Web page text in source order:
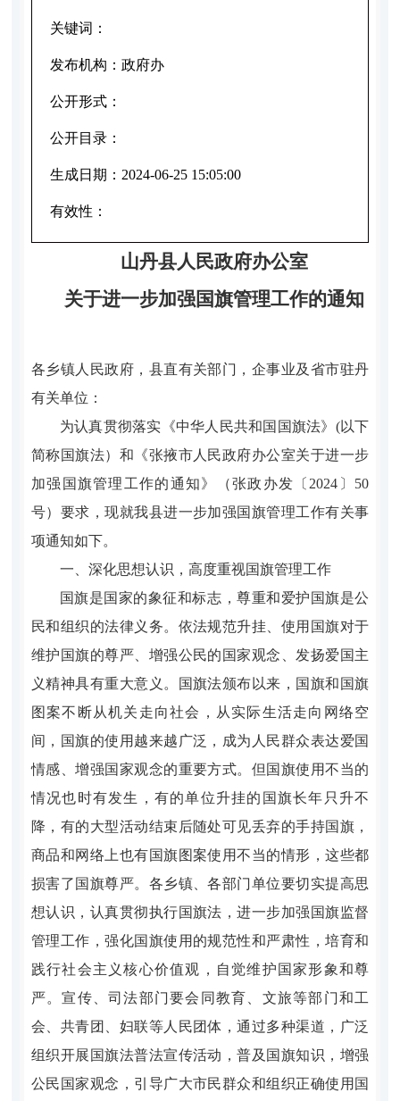
关键词：
发布机构： 政府办
公开形式：
公开目录：
生成日期： 2024-06-25 15:05:00
有效性：
山丹县人民政府办公室
关于进一步加强国旗管理工作的通知
各乡镇人民政府，县直有关部门，企事业及省市驻丹
有关单位：
为认真贯彻落实《中华人民共和国国旗法》(以下
简称国旗法）和《张掖市人民政府办公室关于进一步
加强国旗管理工作的通知》（张政办发〔2024〕50
号）要求，现就我县进一步加强国旗管理工作有关事
项通知如下。
一、深化思想认识，高度重视国旗管理工作
国旗是国家的象征和标志，尊重和爱护国旗是公
民和组织的法律义务。依法规范升挂、使用国旗对于
维护国旗的尊严、增强公民的国家观念、发扬爱国主
义精神具有重大意义。国旗法颁布以来，国旗和国旗
图案不断从机关走向社会，从实际生活走向网络空
间，国旗的使用越来越广泛，成为人民群众表达爱国
情感、增强国家观念的重要方式。但国旗使用不当的
情况也时有发生，有的单位升挂的国旗长年只升不
降，有的大型活动结束后随处可见丢弃的手持国旗，
商品和网络上也有国旗图案使用不当的情形，这些都
损害了国旗尊严。各乡镇、各部门单位要切实提高思
想认识，认真贯彻执行国旗法，进一步加强国旗监督
管理工作，强化国旗使用的规范性和严肃性，培育和
践行社会主义核心价值观，自觉维护国家形象和尊
严。宣传、司法部门要会同教育、文旅等部门和工
会、共青团、妇联等人民团体，通过多种渠道，广泛
组织开展国旗法普法宣传活动，普及国旗知识，增强
公民国家观念，引导广大市民群众和组织正确使用国